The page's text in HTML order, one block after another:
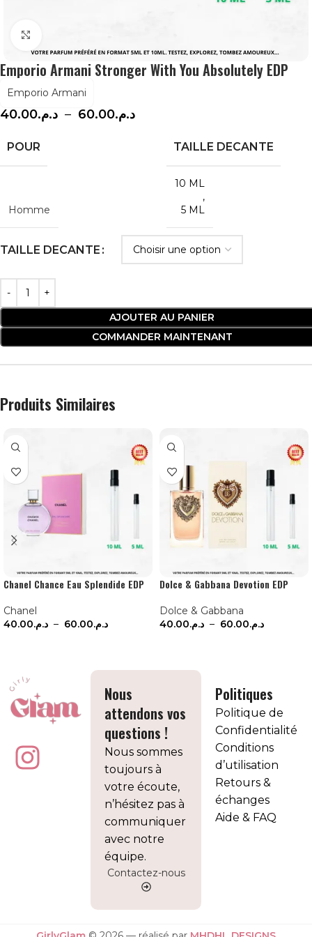
Emporio Armani Stronger With You Absolutely EDP
Emporio Armani
د.م.40.00 – د.م.60.00
POUR
Homme
TAILLE DECANTE
10 ML
,
5 ML
TAILLE DECANTE
AJOUTER AU PANIER
COMMANDER MAINTENANT
Produits Similaires
Chanel Chance Eau Splendide EDP
Chanel
د.م.40.00 – د.م.60.00
Dolce & Gabbana Devotion EDP
Dolce & Gabbana
د.م.40.00 – د.م.60.00
Nous
attendons vos
questions !
Nous sommes
toujours à
votre écoute,
n’hésitez pas à
communiquer
avec notre
équipe.
Contactez-nous
Politiques
Politique de
Confidentialité
Conditions
d’utilisation
Retours &
échanges
Aide & FAQ